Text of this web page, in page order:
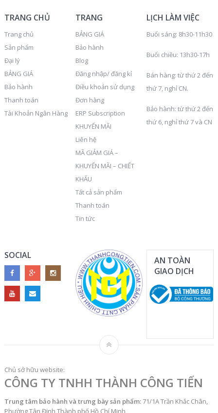
TRANG CHỦ
Trang chủ
Sản phẩm
Đại lý
BẢNG GIÁ
Bảo hành
Thanh toán
Tài Khoản Ngân Hàng
TRANG
BẢNG GIÁ
Bảo hành
Blog
Đăng nhập/ đăng kí
Điều khoản sử dụng
Đơn hàng
ERP Subscription
KHUYẾN MÃI
Liên hệ
MÃ GIẢM GIÁ –
KHUYẾN MÃI – CHIẾT
KHẤU
Tất cả sản phẩm
Thanh toán
Tin tức
LỊCH LÀM VIỆC
Buổi sáng: 8h30-11h30
Buổi chiều: 13h30-17h
Bán hàng: từ thứ 2 đến
thứ 7, nghỉ CN.
Bảo hành: từ thứ 2 đến
thứ 6, nghỉ thứ 7 và CN
SOCIAL
AN TOÀN
GIAO DỊCH
Chủ sở hữu website:
CÔNG TY TNHH THÀNH CÔNG TIẾN
Trung tâm bảo hành và trưng bày sản phẩm:71/1A Trần Khắc Chân,
Phường Tân Định Thành phố Hồ Chí Minh